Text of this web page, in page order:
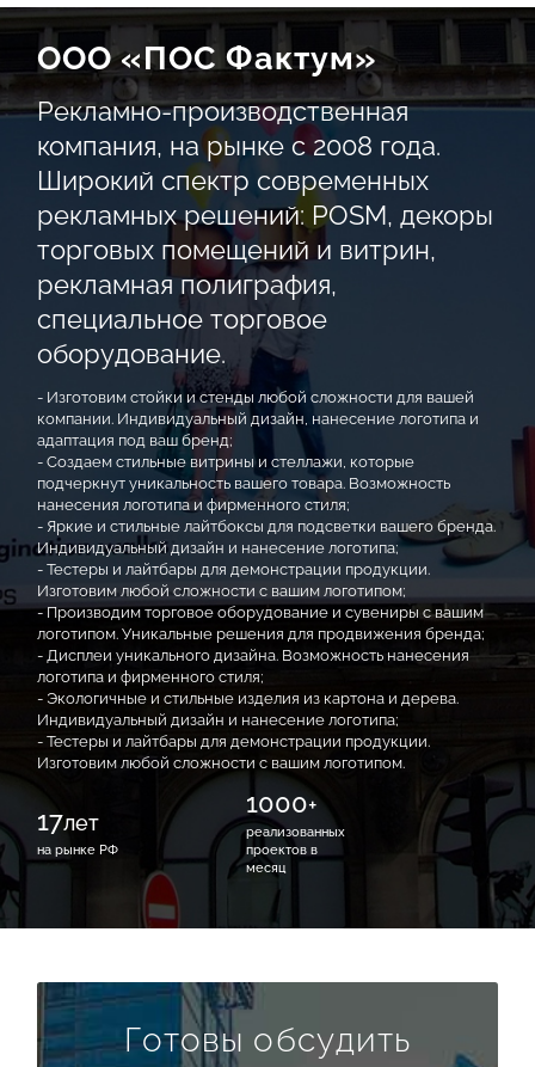
ООО «ПОС Фактум»
Рекламно-производственная
компания, на рынке с 2008 года.
Широкий спектр современных
рекламных решений: POSM, декоры
торговых помещений и витрин,
рекламная полиграфия,
специальное торговое
оборудование.
- Изготовим стойки и стенды любой сложности для вашей
компании. Индивидуальный дизайн, нанесение логотипа и
адаптация под ваш бренд;
- Создаем стильные витрины и стеллажи, которые
подчеркнут уникальность вашего товара. Возможность
нанесения логотипа и фирменного стиля;
- Яркие и стильные лайтбоксы для подсветки вашего бренда.
Индивидуальный дизайн и нанесение логотипа;
- Тестеры и лайтбары для демонстрации продукции.
Изготовим любой сложности с вашим логотипом;
- Производим торговое оборудование и сувениры с вашим
логотипом. Уникальные решения для продвижения бренда;
- Дисплеи уникального дизайна. Возможность нанесения
логотипа и фирменного стиля;
- Экологичные и стильные изделия из картона и дерева.
Индивидуальный дизайн и нанесение логотипа;
- Тестеры и лайтбары для демонстрации продукции.
Изготовим любой сложности с вашим логотипом.
17лет
на рынке РФ
1000+
реализованных
проектов в
месяц
Готовы обсудить